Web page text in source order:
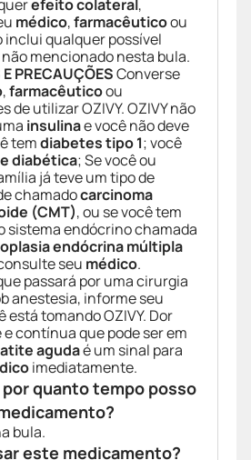
efeito colateral ,
médico,farmacêuticoou
inclui qualquer possível
não mencionado nesta bula.
PRECAUÇÕESConverse
,farmacêuticoou
de utilizar OZIVY. OZIVY não
insulinae você não deve
temdiabetes tipo 1; você
diabética; Se você ou
já teve um tipo de
chamadocarcinoma
(CMT), ou se você tem
sistema endócrino chamada
endócrina múltipla
seu médico.
passará por uma cirurgia
anestesia, informe seu
está tomando OZIVY. Dor
contínua que pode ser em
agudaé um sinal para
imediatamente.
por quanto tempo posso
bula.
este medicamento?